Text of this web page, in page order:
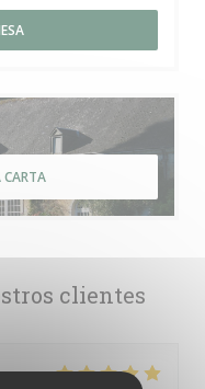
clientes
CARTA